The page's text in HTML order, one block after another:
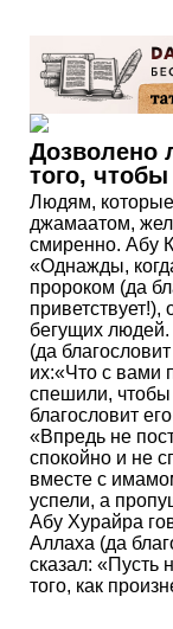
Дозволено
того,
Людям,
джамаатом,
смиренно. Абу
«Однажды,
пророком (да
бегущих
(да
их:«Что с вами
спешили, чтобы
благословит
«Впредь не
спокойно и не
вместе с
успели, а
Абу Хурайра
Аллаха (да
сказал: «Пусть
того, как